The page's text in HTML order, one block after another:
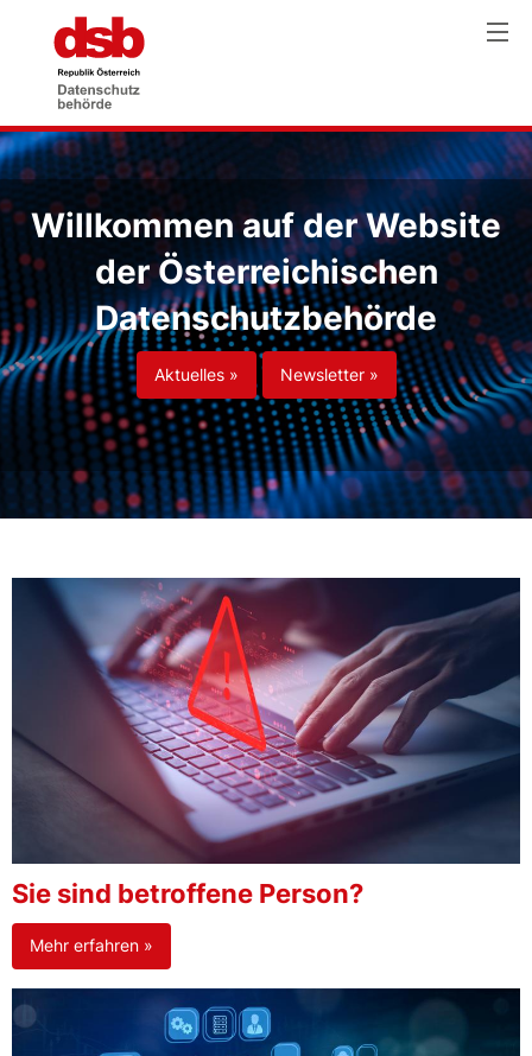
Willkommen auf der Website
der Österreichischen
Datenschutzbehörde
Aktuelles » Newsletter »
Sie sind betroffene Person?
Mehr erfahren »